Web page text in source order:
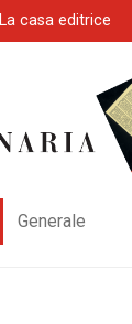
La casa editrice
Generale